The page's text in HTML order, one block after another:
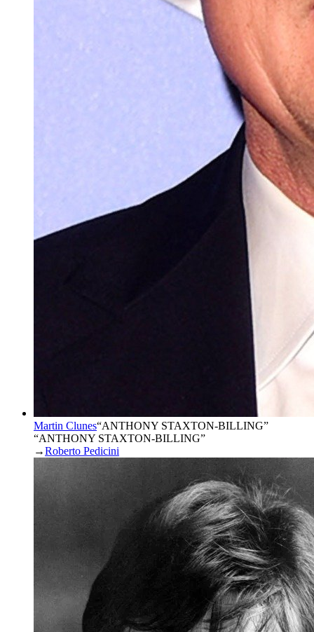
Martin Clunes“ANTHONY STAXTON-BILLING”
“ANTHONY STAXTON-BILLING”
→Roberto Pedicini